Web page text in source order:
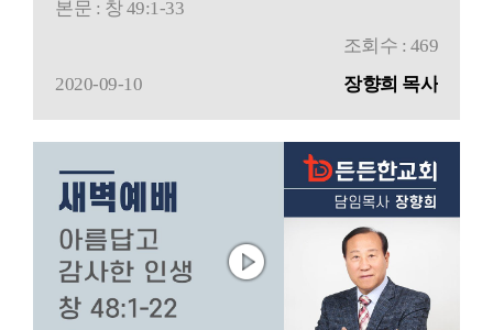
본문 : 창 49:1-33
조회수 : 469
2020-09-10
장향희 목사